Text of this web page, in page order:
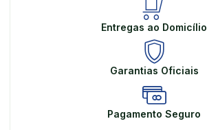
Entregas ao Domicílio
Garantias Oficiais
Pagamento Seguro